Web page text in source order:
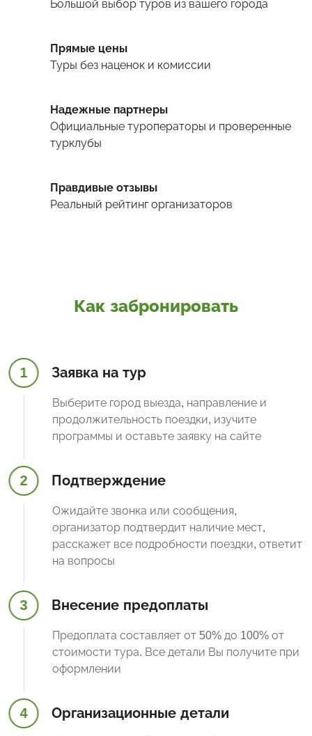
Большой выбор туров из вашего города
Прямые цены
Туры без наценок и комиссии
Надежные партнеры
Официальные туроператоры и проверенные
турклубы
Правдивые отзывы
Реальный рейтинг организаторов
Как забронировать
1 Заявка на тур
Выберите город выезда, направление и
продолжительность поездки, изучите
программы и оставьте заявку на сайте
2 Подтверждение
Ожидайте звонка или сообщения,
организатор подтвердит наличие мест,
расскажет все подробности поездки, ответит
на вопросы
3 Внесение предоплаты
Предоплата составляет от 50% до 100% от
стоимости тура. Все детали Вы получите при
оформлении
4 Организационные детали